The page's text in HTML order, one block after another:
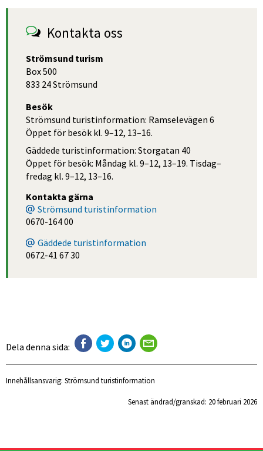
Kontakta oss
Strömsund turism
Box 500
833 24 Strömsund
Besök
Strömsund turistinformation: Ramselevägen 6
Öppet för besök kl. 9–12, 13–16.
Gäddede turistinformation: Storgatan 40
Öppet för besök: Måndag kl. 9–12, 13–19. Tisdag–
fredag kl. 9–12, 13–16.
Kontakta gärna
Strömsund turistinformation
0670-164 00
Gäddede turistinformation
0672-41 67 30
Dela denna sida:
Innehållsansvarig: Strömsund turistinformation
Senast ändrad/granskad: 20 februari 2026